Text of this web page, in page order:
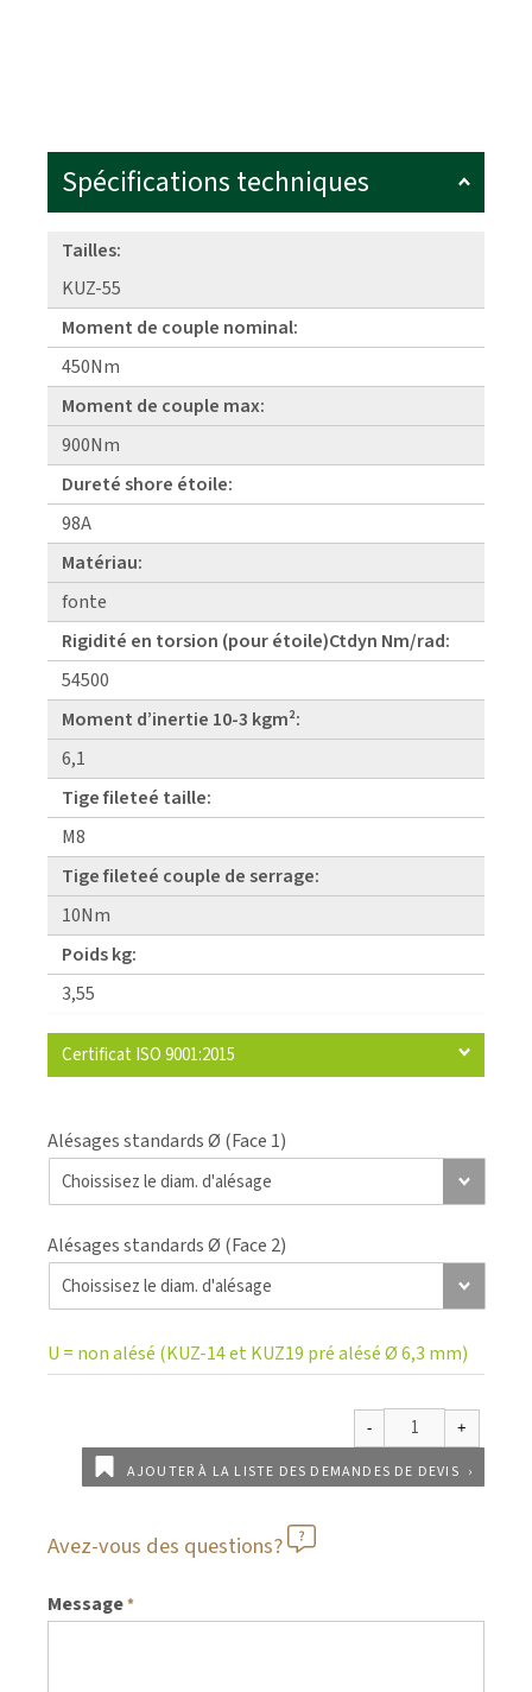
Spécifications techniques
Tailles:
KUZ-55
Moment de couple nominal:
450Nm
Moment de couple max:
900Nm
Dureté shore étoile:
98A
Matériau:
fonte
Rigidité en torsion (pour étoile)Ctdyn Nm/rad:
54500
Moment d’inertie 10-3 kgm²:
6,1
Tige fileteé taille:
M8
Tige fileteé couple de serrage:
10Nm
Poids kg:
3,55
Certificat ISO 9001:2015
Alésages standards Ø (Face 1)
Alésages standards Ø (Face 2)
U = non alésé (KUZ-14 et KUZ19 pré alésé Ø 6,3 mm)
AJOUTER À LA LISTE DES DEMANDES DE DEVIS
Avez-vous des questions?
Message*